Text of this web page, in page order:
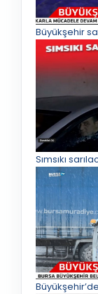
Büyükşehir
Sımsıkı